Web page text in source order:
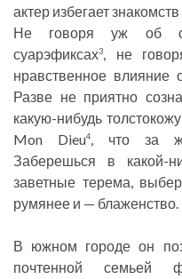
актер избегает
Не говоря уж об
суарэфиксах3, не
нравственное
Разве не приятно
какую-нибудь
Mon Dieu4, что за
Заберешься в какой-
заветные терема,
румянее и — блаженство.
В южном городе он
почтенной семьей